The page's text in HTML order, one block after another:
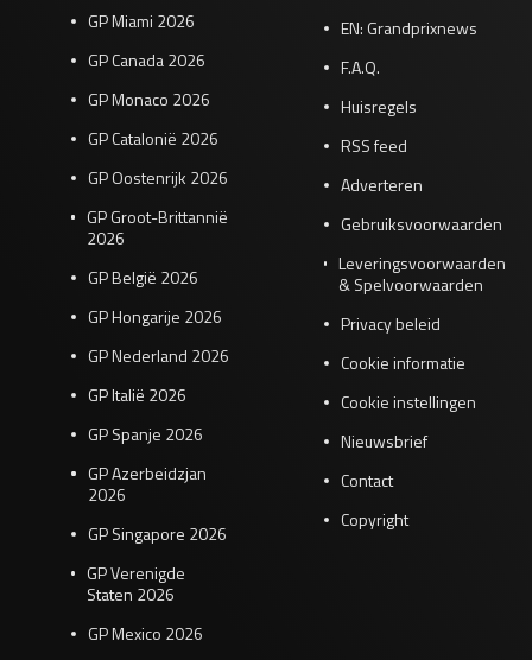
GP Miami 2026
GP Canada 2026
GP Monaco 2026
GP Catalonië 2026
GP Oostenrijk 2026
GP Groot-Brittannië
2026
GP België 2026
GP Hongarije 2026
GP Nederland 2026
GP Italië 2026
GP Spanje 2026
GP Azerbeidzjan
2026
GP Singapore 2026
GP Verenigde
Staten 2026
GP Mexico 2026
EN: Grandprixnews
F.A.Q.
Huisregels
RSS feed
Adverteren
Gebruiksvoorwaarden
Leveringsvoorwaarden
& Spelvoorwaarden
Privacy beleid
Cookie informatie
Cookie instellingen
Nieuwsbrief
Contact
Copyright